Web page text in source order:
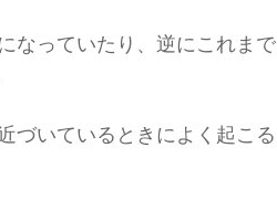
なっていたり、逆にこれまで
づいているときによく起こる